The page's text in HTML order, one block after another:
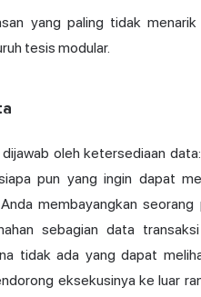
yang paling tidak
tesis modular.
oleh ketersediaan
pun yang ingin dapat
membayangkan
sebagian data
tidak ada yang dapat
eksekusinya ke luar